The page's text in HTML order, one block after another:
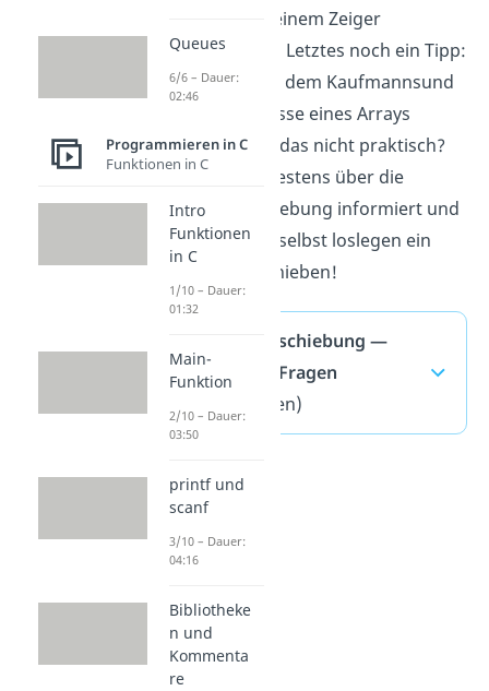
Funktion mit einem Zeiger
gerechnet. Als Letztes noch ein Tipp:
Du kannst mit dem Kaufmannsund
auch die Adresse eines Arrays
ausgeben. Ist das nicht praktisch?
Jetzt bist du bestens über die
Adressverschiebung informiert und
kannst gleich selbst loslegen ein
paar zu verschieben!
Adressverschiebung —
häufigste Fragen
(ausklappen)
Queues
6/6 – Dauer:
02:46
Programmieren in C
Funktionen in C
Intro
Funktionen
in C
1/10 – Dauer:
01:32
Main-
Funktion
2/10 – Dauer:
03:50
printf und
scanf
3/10 – Dauer:
04:16
Bibliotheke
n und
Kommenta
re